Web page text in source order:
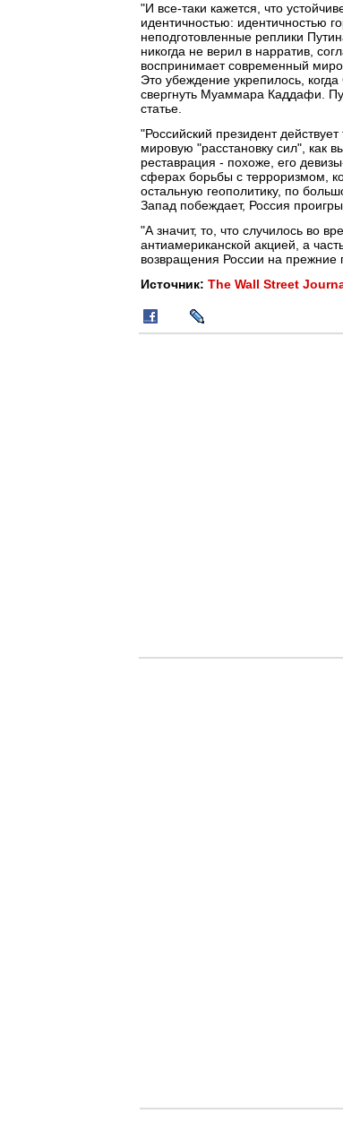
"И все-таки кажется, что
идентичностью: идентичностью
неподготовленные реплики
никогда не верил в нарратив,
воспринимает современный
Это убеждение укрепилось,
свергнуть Муаммара Каддафи.
статье.
"Российский президент
мировую "расстановку сил", как
реставрация - похоже, его
сферах борьбы с терроризмом,
остальную геополитику, по
Запад побеждает, Россия
"А значит, то, что случилось во
антиамериканской акцией, а
возвращения России на прежние
Источник: The Wall Street